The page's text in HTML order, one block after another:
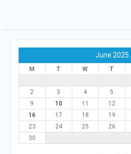
June 2025
M T W T
2
3 4 5
9
10 11 12
16
17 18 19
23
24 25 26
30